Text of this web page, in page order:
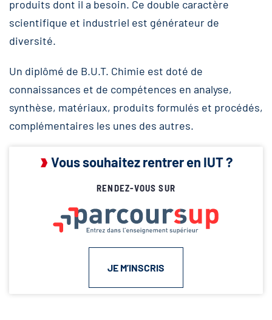
produits dont il a besoin. Ce double caractère
scientifique et industriel est générateur de
diversité.
Un diplômé de B.U.T. Chimie est doté de
connaissances et de compétences en analyse,
synthèse, matériaux, produits formulés et procédés,
complémentaires les unes des autres.
Vous souhaitez rentrer en IUT ?
RENDEZ-VOUS SUR
JE M’INSCRIS